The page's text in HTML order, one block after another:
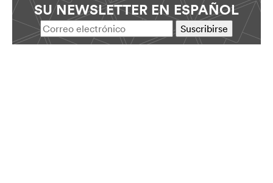
SU NEWSLETTER EN ESPAÑOL